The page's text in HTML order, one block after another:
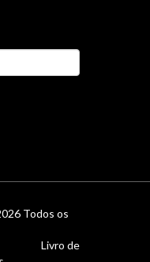
Todos os
Livro de